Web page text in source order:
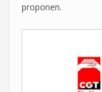
proponen.